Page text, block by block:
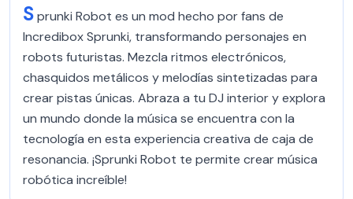
Sprunki Robot es un mod hecho por fans de
Incredibox Sprunki, transformando personajes en
robots futuristas. Mezcla ritmos electrónicos,
chasquidos metálicos y melodías sintetizadas para
crear pistas únicas. Abraza a tu DJ interior y explora
un mundo donde la música se encuentra con la
tecnología en esta experiencia creativa de caja de
resonancia. ¡Sprunki Robot te permite crear música
robótica increíble!